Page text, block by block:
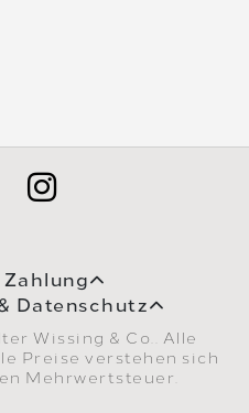
Zahlung
Datenschutz
Wissing & Co.. Alle
Preise verstehen sich
Mehrwertsteuer.